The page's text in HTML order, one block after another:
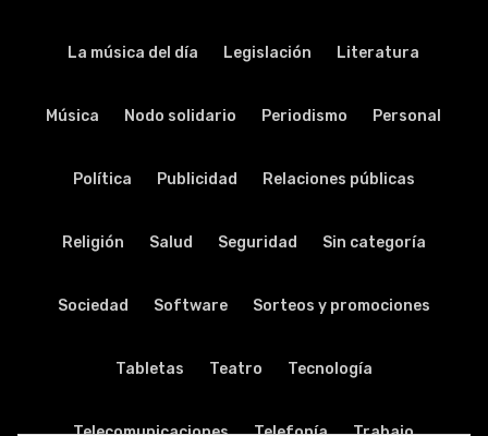
La música del día Legislación Literatura
Música Nodo solidario Periodismo Personal
Política Publicidad Relaciones públicas
Religión Salud Seguridad Sin categoría
Sociedad Software Sorteos y promociones
Tabletas Teatro Tecnología
Telecomunicaciones Telefonía Trabajo